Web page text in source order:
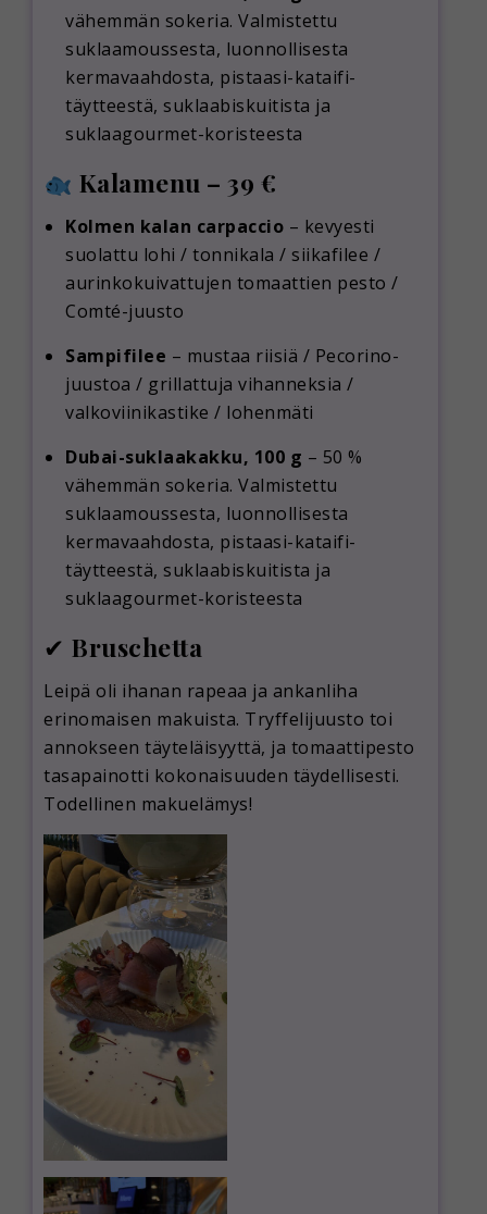
vähemmän sokeria. Valmistettu
suklaamoussesta, luonnollisesta
kermavaahdosta, pistaasi-kataifi-
täytteestä, suklaabiskuitista ja
suklaagourmet-koristeesta
Kalamenu – 39 €
Kolmen kalan carpaccio – kevyesti
suolattu lohi / tonnikala / siikafilee /
aurinkokuivattujen tomaattien pesto /
Comté-juusto
Sampifilee – mustaa riisiä / Pecorino-
juustoa / grillattuja vihanneksia /
valkoviinikastike / lohenmäti
Dubai-suklaakakku, 100 g – 50 %
vähemmän sokeria. Valmistettu
suklaamoussesta, luonnollisesta
kermavaahdosta, pistaasi-kataifi-
täytteestä, suklaabiskuitista ja
suklaagourmet-koristeesta
✔ Bruschetta
Leipä oli ihanan rapeaa ja ankanliha
erinomaisen makuista. Tryffelijuusto toi
annokseen täyteläisyyttä, ja tomaattipesto
tasapainotti kokonaisuuden täydellisesti.
Todellinen makuelämys!